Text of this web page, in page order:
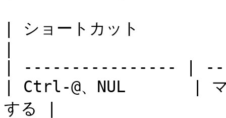
| ショートカット
| ---------------- |
| Ctrl-@、NUL       | マウ
する |